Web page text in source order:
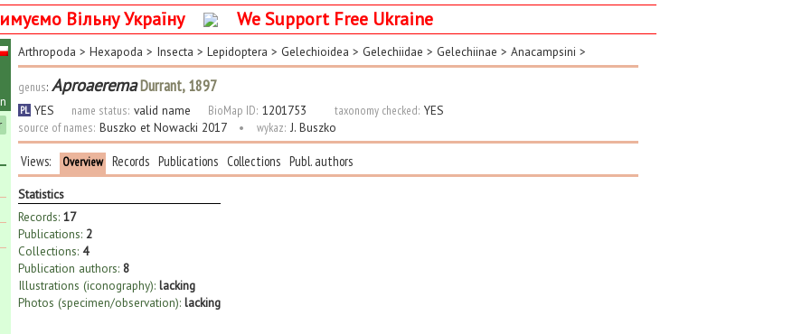
Вільну Україну We Support Free Ukraine
Arthropoda > Hexapoda > Insecta > Lepidoptera > Gelechioidea > Gelechiidae > Gelechiinae > Anacampsini >
genus: AproaeremaDurrant, 1897
PL YES name status: valid name BioMap ID: 1201753 taxonomy checked: YES
source of names: Buszko et Nowacki 2017 • wykaz: J. Buszko
Views: Overview Records Publications Collections Publ. authors
Statistics
Records: 17
Publications: 2
Collections: 4
Publication authors: 8
Illustrations (iconography): lacking
Photos (specimen/observation): lacking